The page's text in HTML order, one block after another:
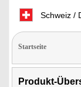
Schweiz /
Startseite
Produkt-